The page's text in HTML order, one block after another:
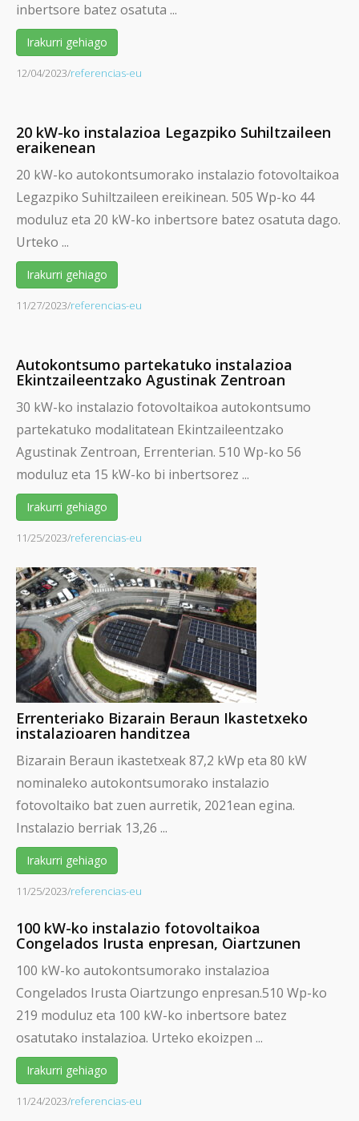
inbertsore batez osatuta ...
Irakurri gehiago
12/04/2023/referencias-eu
20 kW-ko instalazioa Legazpiko Suhiltzaileen
eraikenean
20 kW-ko autokontsumorako instalazio fotovoltaikoa
Legazpiko Suhiltzaileen ereikinean. 505 Wp-ko 44
moduluz eta 20 kW-ko inbertsore batez osatuta dago.
Urteko ...
Irakurri gehiago
11/27/2023/referencias-eu
Autokontsumo partekatuko instalazioa
Ekintzaileentzako Agustinak Zentroan
30 kW-ko instalazio fotovoltaikoa autokontsumo
partekatuko modalitatean Ekintzaileentzako
Agustinak Zentroan, Errenterian. 510 Wp-ko 56
moduluz eta 15 kW-ko bi inbertsorez ...
Irakurri gehiago
11/25/2023/referencias-eu
Errenteriako Bizarain Beraun Ikastetxeko
instalazioaren handitzea
Bizarain Beraun ikastetxeak 87,2 kWp eta 80 kW
nominaleko autokontsumorako instalazio
fotovoltaiko bat zuen aurretik, 2021ean egina.
Instalazio berriak 13,26 ...
Irakurri gehiago
11/25/2023/referencias-eu
100 kW-ko instalazio fotovoltaikoa
Congelados Irusta enpresan, Oiartzunen
100 kW-ko autokontsumorako instalazioa
Congelados Irusta Oiartzungo enpresan.510 Wp-ko
219 moduluz eta 100 kW-ko inbertsore batez
osatutako instalazioa. Urteko ekoizpen ...
Irakurri gehiago
11/24/2023/referencias-eu